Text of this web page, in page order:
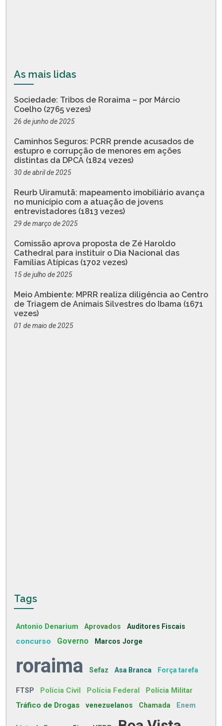
As mais lidas
Sociedade: Tribos de Roraima – por Márcio
Coelho (2765 vezes)
26 de junho de 2025
Caminhos Seguros: PCRR prende acusados de
estupro e corrupção de menores em ações
distintas da DPCA (1824 vezes)
30 de abril de 2025
Reurb Uiramutã: mapeamento imobiliário avança
no município com a atuação de jovens
entrevistadores (1813 vezes)
29 de março de 2025
Comissão aprova proposta de Zé Haroldo
Cathedral para instituir o Dia Nacional das
Famílias Atípicas (1702 vezes)
15 de julho de 2025
Meio Ambiente: MPRR realiza diligência ao Centro
de Triagem de Animais Silvestres do Ibama (1671
vezes)
01 de maio de 2025
Tags
Antonio Denarium Aprovados Auditores Fiscais
concurso Governo Marcos Jorge
roraima Sefaz Asa Branca Força tarefa
FTSP Polícia Civil Polícia Federal Polícia Militar
Tráfico de Drogas venezuelanos Chamada Enem